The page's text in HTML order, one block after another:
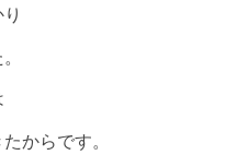
からです。